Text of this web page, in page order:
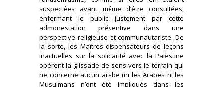
suspectées avant même d’être consultées,
enfermant le public justement par cette
admonestation préventive dans une
perspective religieuse et communautariste. De
la sorte, les Maîtres dispensateurs de leçons
inactuelles sur la solidarité avec la Palestine
opèrent la glissade de sens vers le terrain qui
ne concerne aucun arabe (ni les Arabes ni les
Musulmans n’ont été impliqués dans les